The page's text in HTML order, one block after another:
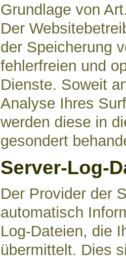
Grundlage von
Der
der Speicherung
fehlerfreien und
Dienste. Soweit
Analyse Ihres
werden diese in
gesondert
Server-Log-
Der Provider der
automatisch
Log-Dateien, die
übermittelt. Dies